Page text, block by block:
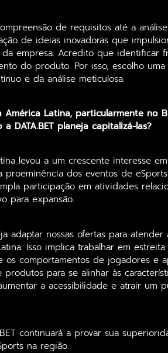
de requisitos até a
de ideias inovadoras que
empresa. Acredito que identificar
do produto. Por isso, escolho
e da análise meticulosa.
Latina, particularmente no
DATA.BET planeja capitalizá-las?
levou a um crescente interesse
dos eventos de
participação em atividades
para expansão.
adaptar nossas ofertas para atender
Isso implica trabalhar em estreita
comportamentos de jogadores e
para se alinhar às
a acessibilidade e atrair um
continuará a provar sua
na região.